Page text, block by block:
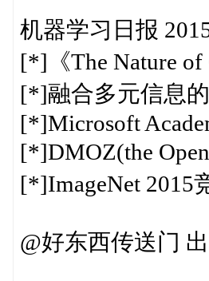
机器学习日报
[*]《The Nature
[*]融合多元信息
[*]Microsoft
[*]DMOZ(the
[*]ImageNet 2015
@好东西传送门